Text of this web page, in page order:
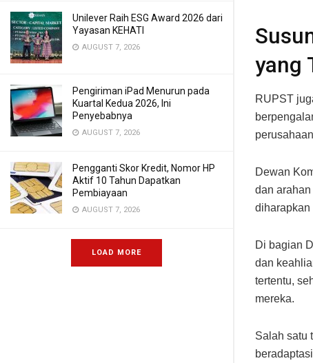
Unilever Raih ESG Award 2026 dari
Yayasan KEHATI
AUGUST 7, 2026
Pengiriman iPad Menurun pada
Kuartal Kedua 2026, Ini
Penyebabnya
AUGUST 7, 2026
Pengganti Skor Kredit, Nomor HP
Aktif 10 Tahun Dapatkan
Pembiayaan
AUGUST 7, 2026
LOAD MORE
yang
RUPST
Dewan
dan
diharapkan
Di bagian
dan
tertentu,
mereka.
Salah satu